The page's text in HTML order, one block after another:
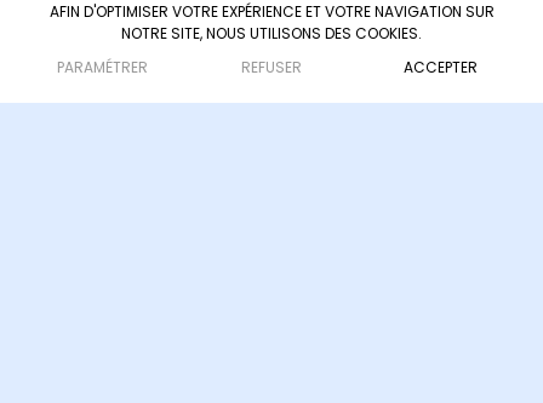
AFIN D'OPTIMISER VOTRE EXPÉRIENCE ET VOTRE NAVIGATION SUR
NOTRE SITE, NOUS UTILISONS DES COOKIES.
PARAMÉTRER
REFUSER ACCEPTER
Agence d'ingénierie culturelle & touristique
— depuis 2008